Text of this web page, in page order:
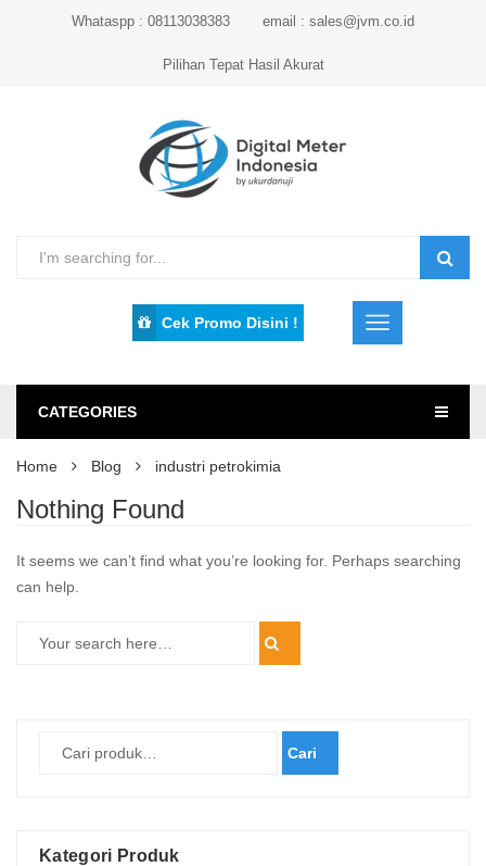
Whataspp : 08113038383 email : sales@jvm.co.id
Pilihan Tepat Hasil Akurat
Cek Promo Disini !
CATEGORIES
Home Blog industri petrokimia
Nothing Found
It seems we can’t find what you’re looking for. Perhaps searching
can help.
Cari
Kategori Produk